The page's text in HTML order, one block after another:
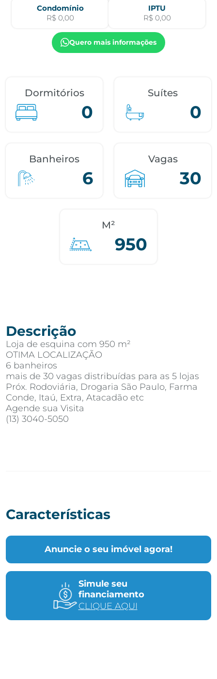
Condomínio
R$ 0,00
IPTU
R$ 0,00
Quero mais informações
Dormitórios
0
Suítes
0
Banheiros
6
Vagas
30
M²
950
Descrição
Loja de esquina com 950 m²
OTIMA LOCALIZAÇÃO
6 banheiros
mais de 30 vagas distribuídas para as 5 lojas
Próx. Rodoviária, Drogaria São Paulo, Farma
Conde, Itaú, Extra, Atacadão etc
Agende sua Visita
(13) 3040-5050
Anuncie o seu imóvel agora!
Simule seu
financiamento
CLIQUE AQUI
Características